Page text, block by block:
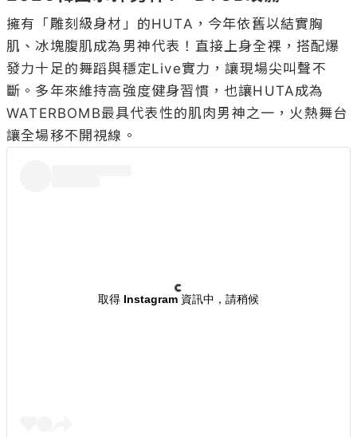
擁有「雕刻級身材」的HUTA，今年依舊以結實胸
肌、冰塊腹肌成為男神代表！直接上身全裸，搭配爆
發力十足的舞蹈與穩定Live實力，讓現場尖叫聲不
斷。多年來維持高強度健身習慣，也讓HUTA成為
WATERBOMB最具代表性的肌肉男神之一，火熱舞台
取得 Instagram 資訊中，請稍候